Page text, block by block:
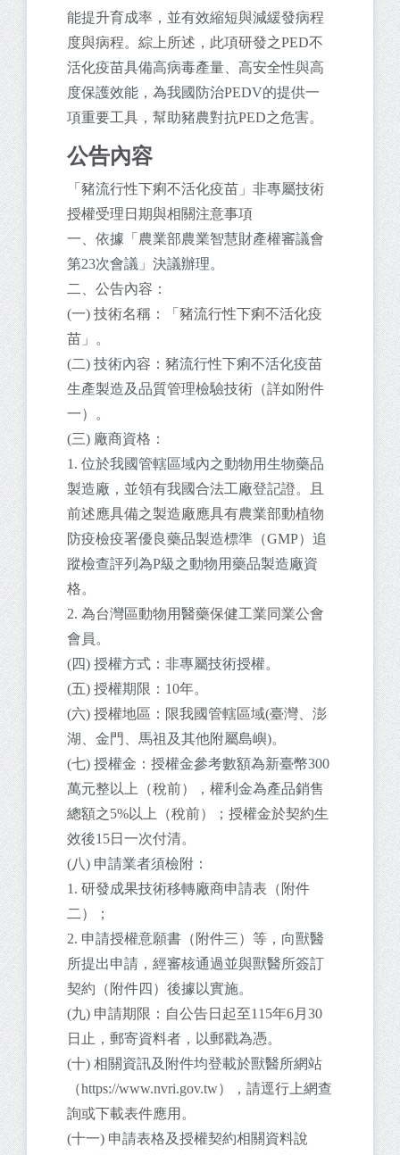
能提升育成率，並有效縮短與減緩發病程
度與病程。綜上所述，此項研發之PED不
活化疫苗具備高病毒產量、高安全性與高
度保護效能，為我國防治PEDV的提供一
項重要工具，幫助豬農對抗PED之危害。
公告內容
「豬流行性下痢不活化疫苗」非專屬技術
授權受理日期與相關注意事項
一、依據「農業部農業智慧財產權審議會
第23次會議」決議辦理。
二、公告內容：
(一) 技術名稱：「豬流行性下痢不活化疫
苗」。
(二) 技術內容：豬流行性下痢不活化疫苗
生產製造及品質管理檢驗技術（詳如附件
一）。
(三) 廠商資格：
1. 位於我國管轄區域內之動物用生物藥品
製造廠，並領有我國合法工廠登記證。且
前述應具備之製造廠應具有農業部動植物
防疫檢疫署優良藥品製造標準（GMP）追
蹤檢查評列為P級之動物用藥品製造廠資
格。
2. 為台灣區動物用醫藥保健工業同業公會
會員。
(四) 授權方式：非專屬技術授權。
(五) 授權期限：10年。
(六) 授權地區：限我國管轄區域(臺灣、澎
湖、金門、馬祖及其他附屬島嶼)。
(七) 授權金：授權金參考數額為新臺幣300
萬元整以上（稅前），權利金為產品銷售
總額之5%以上（稅前）；授權金於契約生
效後15日一次付清。
(八) 申請業者須檢附：
1. 研發成果技術移轉廠商申請表（附件
二）；
2. 申請授權意願書（附件三）等，向獸醫
所提出申請，經審核通過並與獸醫所簽訂
契約（附件四）後據以實施。
(九) 申請期限：自公告日起至115年6月30
日止，郵寄資料者，以郵戳為憑。
(十) 相關資訊及附件均登載於獸醫所網站
（https://www.nvri.gov.tw），請逕行上網查
詢或下載表件應用。
(十一) 申請表格及授權契約相關資料說